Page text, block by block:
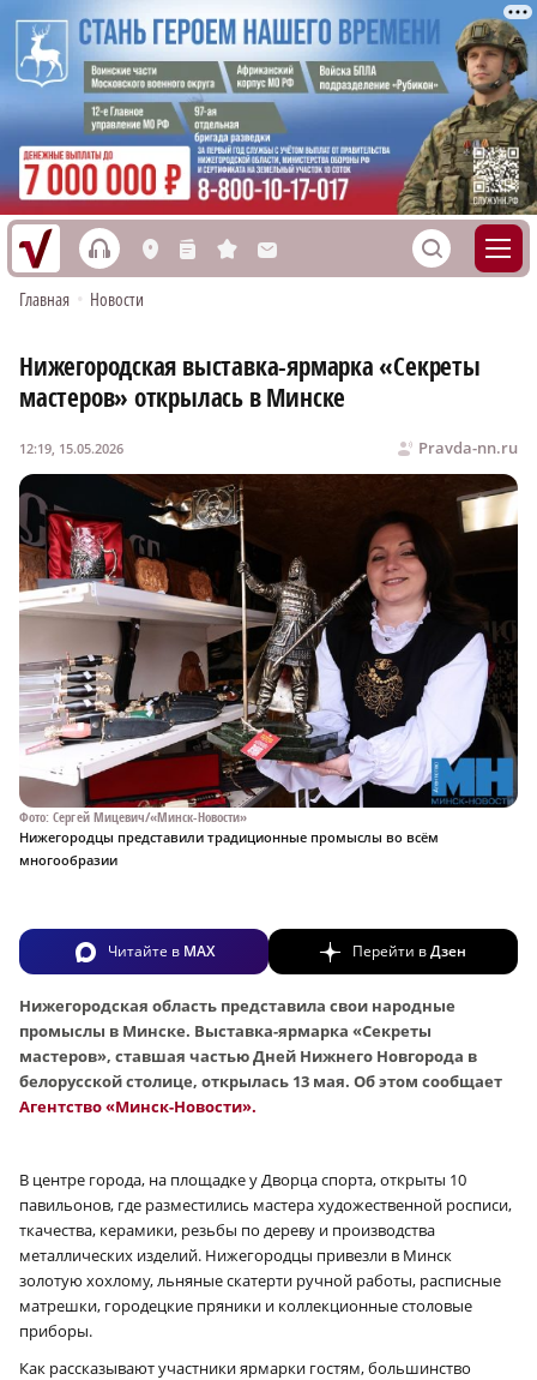
h L n s M S
Главная • Новости
Нижегородская выставка-ярмарка «Секреты
мастеров» открылась в Минске
Pravda-nn.ru
12:19, 15.05.2026
Фото: Сергей Мицевич/«Минск-Новости»
Нижегородцы представили традиционные промыслы во всём
многообразии
Читайте в MAX Перейти вДзен
Нижегородская область представила свои народные
промыслы в Минске. Выставка-ярмарка «Секреты
мастеров», ставшая частью Дней Нижнего Новгорода в
белорусской столице, открылась 13 мая. Об этом сообщает
Агентство «Минск-Новости».
В центре города, на площадке у Дворца спорта, открыты 10
павильонов, где разместились мастера художественной росписи,
ткачества, керамики, резьбы по дереву и производства
металлических изделий. Нижегородцы привезли в Минск
золотую хохлому, льняные скатерти ручной работы, расписные
матрешки, городецкие пряники и коллекционные столовые
приборы.
Как рассказывают участники ярмарки гостям, большинство